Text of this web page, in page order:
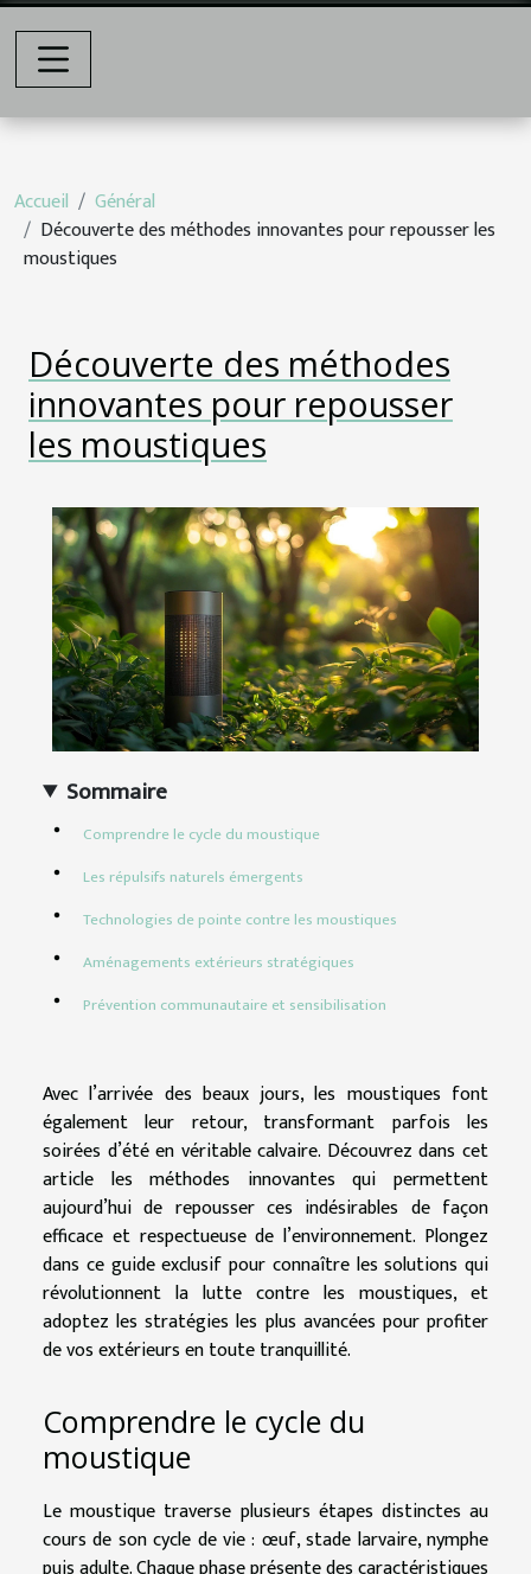
Accueil
Général
Découverte des méthodes innovantes pour repousser les
moustiques
Découverte des méthodes
innovantes pour repousser
les moustiques
Sommaire
Comprendre le cycle du moustique
Les répulsifs naturels émergents
Technologies de pointe contre les moustiques
Aménagements extérieurs stratégiques
Prévention communautaire et sensibilisation
Avec l’arrivée des beaux jours, les moustiques font
également leur retour, transformant parfois les
soirées d’été en véritable calvaire. Découvrez dans cet
article les méthodes innovantes qui permettent
aujourd’hui de repousser ces indésirables de façon
efficace et respectueuse de l’environnement. Plongez
dans ce guide exclusif pour connaître les solutions qui
révolutionnent la lutte contre les moustiques, et
adoptez les stratégies les plus avancées pour profiter
de vos extérieurs en toute tranquillité.
Comprendre le cycle du
moustique
Le moustique traverse plusieurs étapes distinctes au
cours de son cycle de vie : œuf, stade larvaire, nymphe